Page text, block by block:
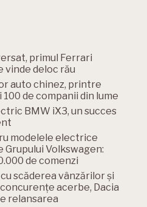
primul Ferrari
vinde deloc rău
auto chinez, printre
100 de companii din lume
BMW iX3, un succes
modelele electrice
Grupului Volkswagen:
de comenzi
scăderea vânzărilor și
acerbe, Dacia
relansarea